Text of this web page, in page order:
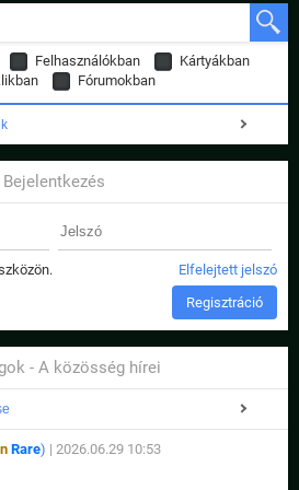
Felhasználókban
Kártyákban
Fórumokban
Bejelentkezés
Elfelejtett jelszó
Regisztráció
- A közösség hírei
Rare) | 2026.06.29 10:53